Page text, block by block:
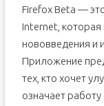
Firefox Beta —
Internet, которая
нововведения и
Приложение
тех, кто хочет
означает